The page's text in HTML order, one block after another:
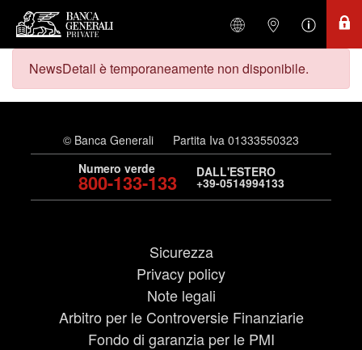
NewsDetail è temporaneamente non disponibile.
© Banca Generali
Partita Iva 01333550323
Numero verde
800-133-133 DALL'ESTERO
+39-0514994133
Sicurezza
Privacy policy
Note legali
Arbitro per le Controversie Finanziarie
Fondo di garanzia per le PMI